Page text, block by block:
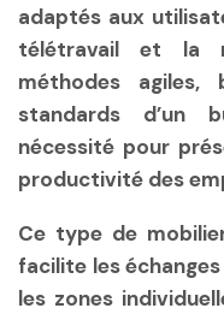
adaptés aux
télétravail et la
méthodes agiles,
standards d’un
nécessité pour
productivité des
Ce type de
facilite les
les zones